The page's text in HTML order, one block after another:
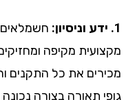
חשמלאים
מקיפה ומחזיקים
את כל התקנים
תאורה בצורה נכונה